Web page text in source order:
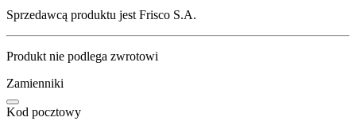
Sprzedawcą produktu jest Frisco S.A.
Produkt nie podlega zwrotowi
Zamienniki
Kod pocztowy